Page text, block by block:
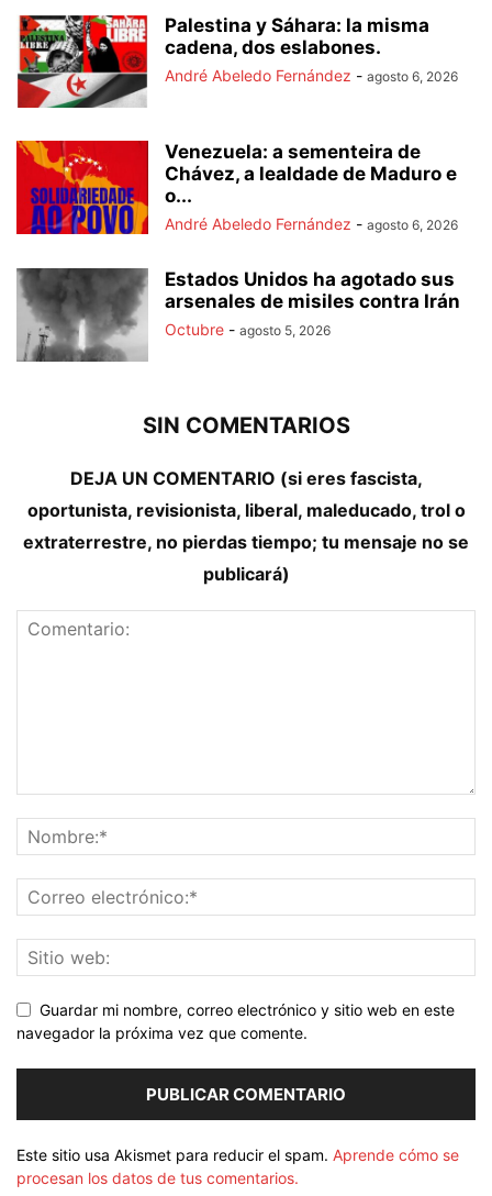
Palestina y Sáhara: la misma
cadena, dos eslabones.
André Abeledo Fernández - agosto 6, 2026
Venezuela: a sementeira de
Chávez, a lealdade de Maduro e
o...
André Abeledo Fernández - agosto 6, 2026
Estados Unidos ha agotado sus
arsenales de misiles contra Irán
Octubre - agosto 5, 2026
SIN COMENTARIOS
DEJA UN COMENTARIO (si eres fascista,
oportunista, revisionista, liberal, maleducado, trol o
extraterrestre, no pierdas tiempo; tu mensaje no se
publicará)
Guardar mi nombre, correo electrónico y sitio web en este
navegador la próxima vez que comente.
Este sitio usa Akismet para reducir el spam. Aprende cómo se
procesan los datos de tus comentarios.